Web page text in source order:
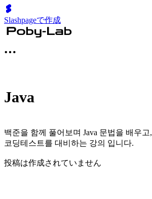
Slashpageで作成
Java
백준을 함께 풀어보며 Java 문법을 배우고,
코딩테스트를 대비하는 강의 입니다.
投稿は作成されていません